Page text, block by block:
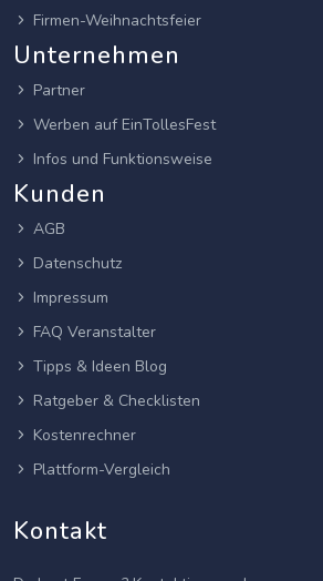
Firmen-Weihnachtsfeier
Unternehmen
Partner
Werben auf EinTollesFest
Infos und Funktionsweise
Kunden
AGB
Datenschutz
Impressum
FAQ Veranstalter
Tipps & Ideen Blog
Ratgeber & Checklisten
Kostenrechner
Plattform-Vergleich
Kontakt